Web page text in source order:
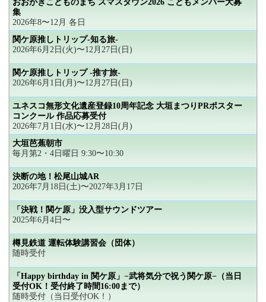
おおがきこどものまち スマスタウン2026 こどもメンバー大募
集
2026年8〜12月 各日
関ケ原推しトリップ-知る旅-
2026年6月2日(火)〜12月27日(日)
関ケ原推しトリップ -推す旅-
2026年6月1日(月)〜12月27日(日)
ユネスコ無形文化遺産登録10周年記念 大垣まつりPRポスター
コンクール 作品応募受付
2026年7月1日(水)〜12月28日(月)
大垣芭蕉朝市
毎月第2・4日曜日 9:30〜10:30
決断の地！松尾山城AR
2026年7月18日(土)〜2027年3月17日
「決戦！関ケ原」没入型サウンドツアー
2025年6月4日〜
樽見鉄道 運転体験講習会（団体）
随時受付
「Happy birthday in 関ケ原」−武将気分で祝う関ケ原−（当日
受付OK！受付終了時間16:00まで）
随時受付（当日受付OK！）